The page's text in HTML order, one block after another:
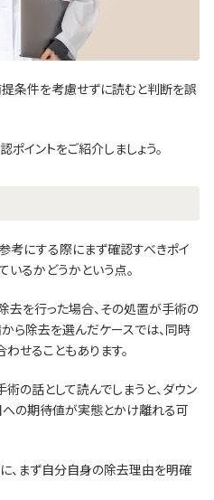
条件を考慮せずに読むと判断を誤
ポイントをご紹介しましょう。
考にする際にまず確認すべきポイ
いるかどうかという点。
去を行った場合、その処置が手術の
ら除去を選んだケースでは、同時
せることもあります。
の話として読んでしまうと、ダウン
の期待値が実態とかけ離れる可
、まず自分自身の除去理由を明確